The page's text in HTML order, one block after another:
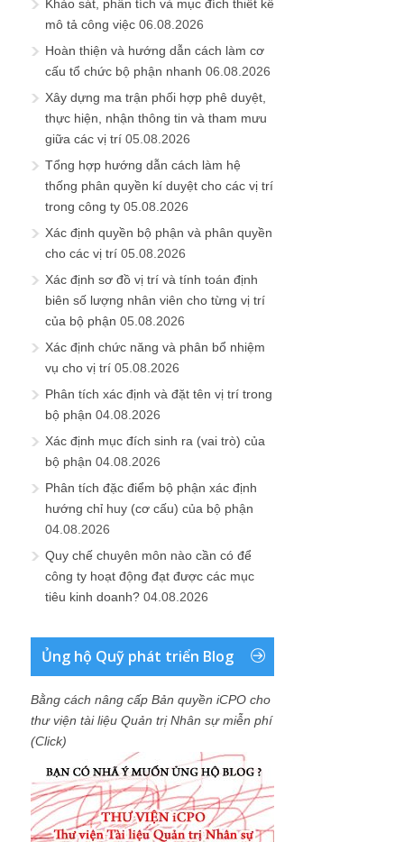
Khảo sát, phân tích và mục đích thiết kế
mô tả công việc 06.08.2026
Hoàn thiện và hướng dẫn cách làm cơ
cấu tổ chức bộ phận nhanh 06.08.2026
Xây dựng ma trận phối hợp phê duyệt,
thực hiện, nhận thông tin và tham mưu
giữa các vị trí 05.08.2026
Tổng hợp hướng dẫn cách làm hệ
thống phân quyền kí duyệt cho các vị trí
trong công ty 05.08.2026
Xác định quyền bộ phận và phân quyền
cho các vị trí 05.08.2026
Xác định sơ đồ vị trí và tính toán định
biên số lượng nhân viên cho từng vị trí
của bộ phận 05.08.2026
Xác định chức năng và phân bổ nhiệm
vụ cho vị trí 05.08.2026
Phân tích xác định và đặt tên vị trí trong
bộ phận 04.08.2026
Xác định mục đích sinh ra (vai trò) của
bộ phận 04.08.2026
Phân tích đặc điểm bộ phận xác định
hướng chỉ huy (cơ cấu) của bộ phận
04.08.2026
Quy chế chuyên môn nào cần có để
công ty hoạt động đạt được các mục
tiêu kinh doanh? 04.08.2026
Ủng hộ Quỹ phát triển Blog
Bằng cách nâng cấp Bản quyền iCPO cho
thư viện tài liệu Quản trị Nhân sự miễn phí
(Click)